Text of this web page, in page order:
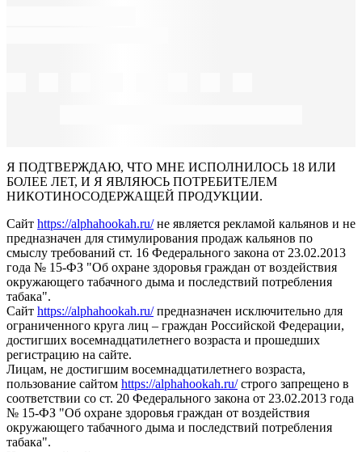
Я ПОДТВЕРЖДАЮ, ЧТО МНЕ ИСПОЛНИЛОСЬ 18 ИЛИ
БОЛЕЕ ЛЕТ, И Я ЯВЛЯЮСЬ ПОТРЕБИТЕЛЕМ
НИКОТИНОСОДЕРЖАЩЕЙ ПРОДУКЦИИ.
Сайт https://alphahookah.ru/не является рекламой кальянов и не
предназначен для стимулирования продаж кальянов по
смыслу требований ст. 16 Федерального закона от 23.02.2013
года № 15-ФЗ "Об охране здоровья граждан от воздействия
окружающего табачного дыма и последствий потребления
табака".
Сайт https://alphahookah.ru/предназначен исключительно для
ограниченного круга лиц – граждан Российской Федерации,
достигших восемнадцатилетнего возраста и прошедших
регистрацию на сайте.
Лицам, не достигшим восемнадцатилетнего возраста,
пользование сайтом https://alphahookah.ru/строго запрещено в
соответствии со ст. 20 Федерального закона от 23.02.2013 года
№ 15-ФЗ "Об охране здоровья граждан от воздействия
окружающего табачного дыма и последствий потребления
табака".